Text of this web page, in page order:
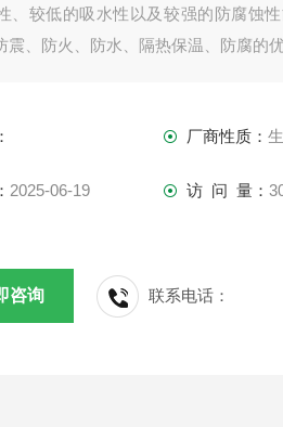
、较低的吸水性以及较强的防腐蚀
震、防火、防水、隔热保温、防腐的优
厂商性质：
2025-06-19 访 问 量：
咨询 联系电话：